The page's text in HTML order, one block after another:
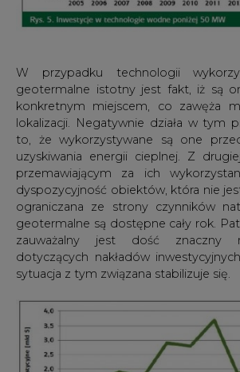
W przypadku technologii
geotermalne istotny jest fakt, iż są
konkretnym miejscem, co zawęża
lokalizacji. Negatywnie działa w tym
to, że wykorzystywane są one
uzyskiwania energii cieplnej. Z
przemawiającym za ich
dyspozycyjność obiektów, która nie
ograniczana ze strony czynników
geotermalne są dostępne cały rok.
zauważalny jest dość znaczny
dotyczących nakładów
sytuacja z tym związana stabilizuje się.